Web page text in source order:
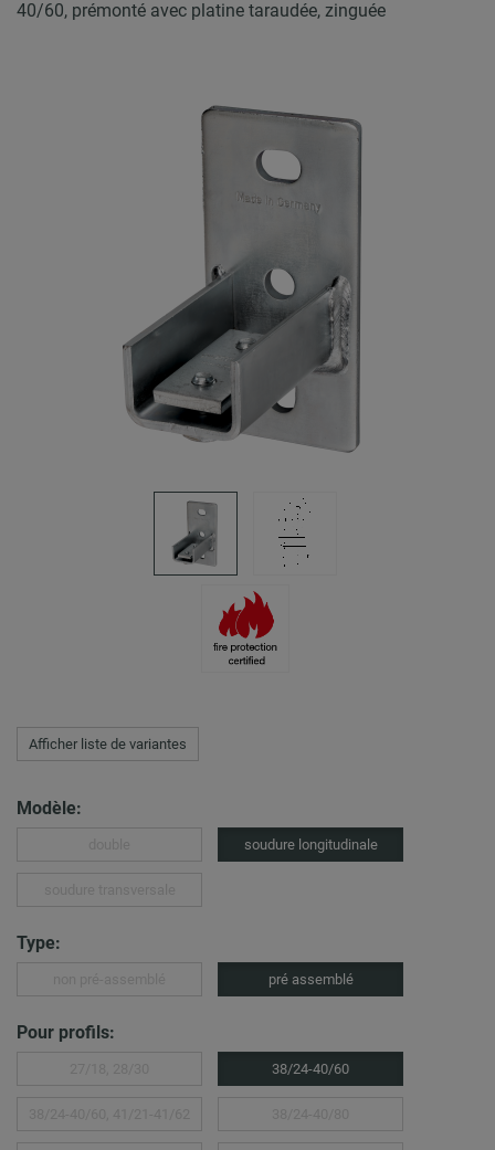
40/60, prémonté avec platine taraudée, zinguée
Afficher liste de variantes
Modèle:
soudure longitudinale
Type:
pré assemblé
Pour profils:
38/24-40/60